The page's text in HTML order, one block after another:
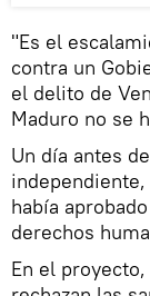
"Es el
contra un
el delito de
Maduro no se
Un día antes
había
derechos
En el